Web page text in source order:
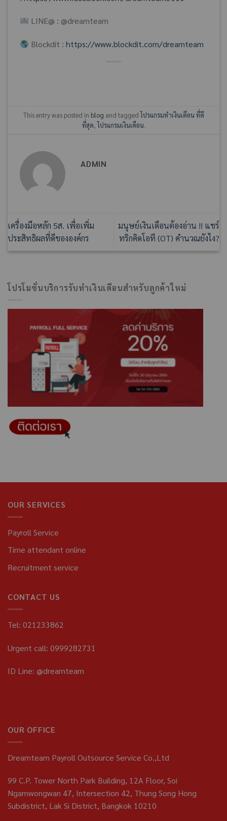
LINE@ : @dreamteam
Blockdit :https://www.blockdit.com/dreamteam
This entry was posted in blog and taggedโปรแกรมทำเงินเดือน ที่ดี
ที่สุด,โปรแกรมเงินเดือน.
ADMIN
เครื่องมือหลัก 5ส. เพื่อเพิ่ม
ประสิทธิผลที่ดีขององค์กร
มนุษย์เงินเดือนต้องอ่าน !! แชร์
ทริกคิดโอที (OT) คำนวณยังไง?
โปรโมชั่นบริการรับทำเงินเดือนสำหรับลูกค้าใหม่
OUR SERVICES
Payroll Service
Time attendant online
Recruitment service
CONTACT US
Tel: 021233862
Urgent call: 0999282731
ID Line: @dreamteam
OUR OFFICE
Dreamteam Payroll Outsource Service Co.,Ltd
99 C.P. Tower North Park Building, 12A Floor, Soi
Ngamwongwan 47, Intersection 42, Thung Song Hong
Subdistrict, Lak Si District, Bangkok 10210